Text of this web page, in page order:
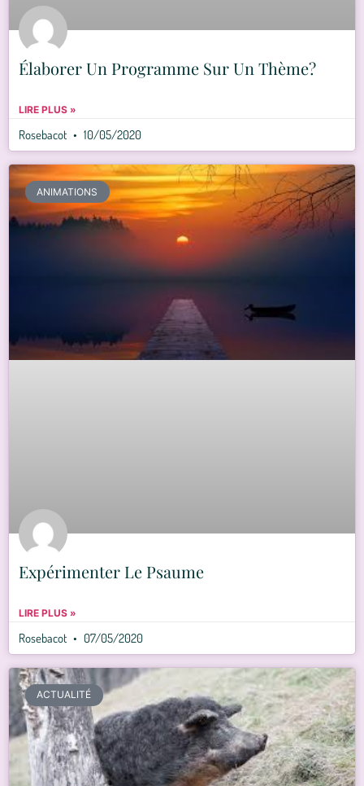
Élaborer Un Programme Sur Un Thème?
LIRE PLUS »
Rosebacot 10/05/2020
ANIMATIONS
Expérimenter Le Psaume
LIRE PLUS »
Rosebacot 07/05/2020
ACTUALITÉ